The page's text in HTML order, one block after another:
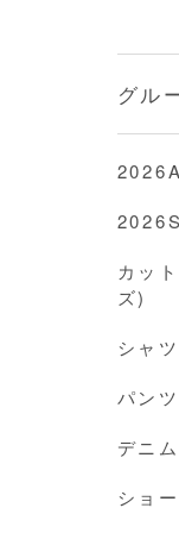
グル
カッ
ズ)
シャ
パン
デニ
ショ